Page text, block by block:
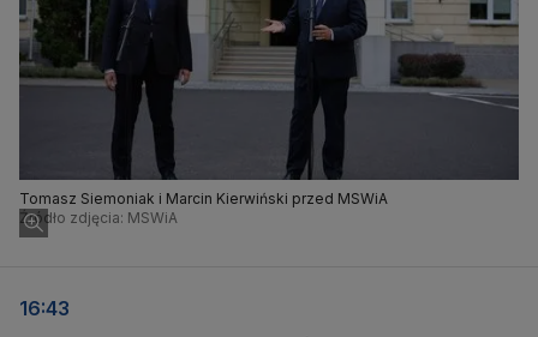
Tomasz Siemoniak i Marcin Kierwiński przed MSWiA
Źródło zdjęcia: MSWiA
16:43